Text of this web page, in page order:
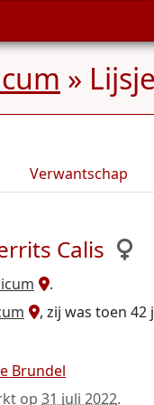
»
Verwantschap
Calis
.
, zij was toen 42
Brundel
op 31 juli 2022.